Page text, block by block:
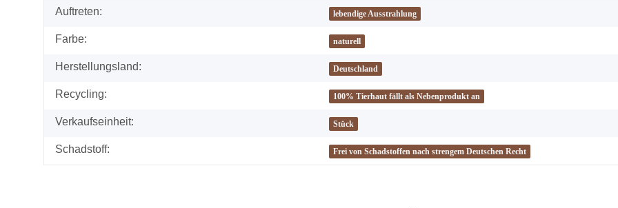
Auftreten: lebendige Ausstrahlung
Farbe: naturell
Herstellungsland: Deutschland
Recycling: 100% Tierhaut fällt als Nebenprodukt an
Verkaufseinheit: Stück
Schadstoff: Frei von Schadstoffen nach strengem Deutschen Recht